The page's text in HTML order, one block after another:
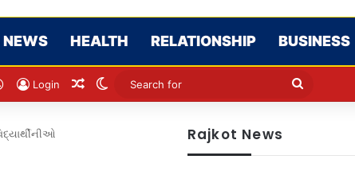
NEWS HEALTH RELATIONSHIP BUSINESS
WhatsApp
Login Random Article
Switch skin
Search
Rajkot News